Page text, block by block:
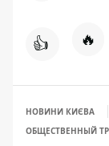
👍 🔥
НОВИНИ КИЄВА
ОБЩЕСТВЕННЫЙ